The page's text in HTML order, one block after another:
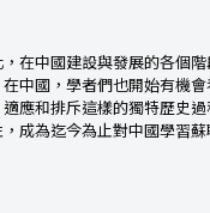
在中國建設與發展的各個
中國，學者們也開始有機會
應和排斥這樣的獨特歷史
成為迄今為止對中國學習